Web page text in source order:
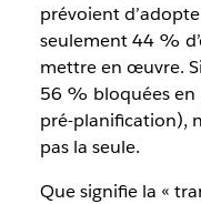
prévoient
seulement 44 %
mettre en œuvre.
56 % bloquées en
pré-planification),
pas la seule.
Que signifie la «